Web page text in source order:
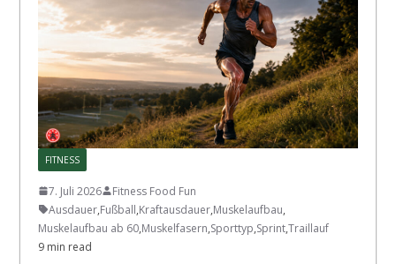
FITNESS
7. Juli 2026
Fitness Food Fun
Ausdauer,Fußball,Kraftausdauer,Muskelaufbau,
Muskelaufbau ab 60,Muskelfasern,Sporttyp,Sprint,Traillauf
9 min read